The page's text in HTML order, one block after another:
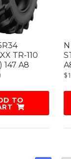
TR-110
147 A8
TO
$